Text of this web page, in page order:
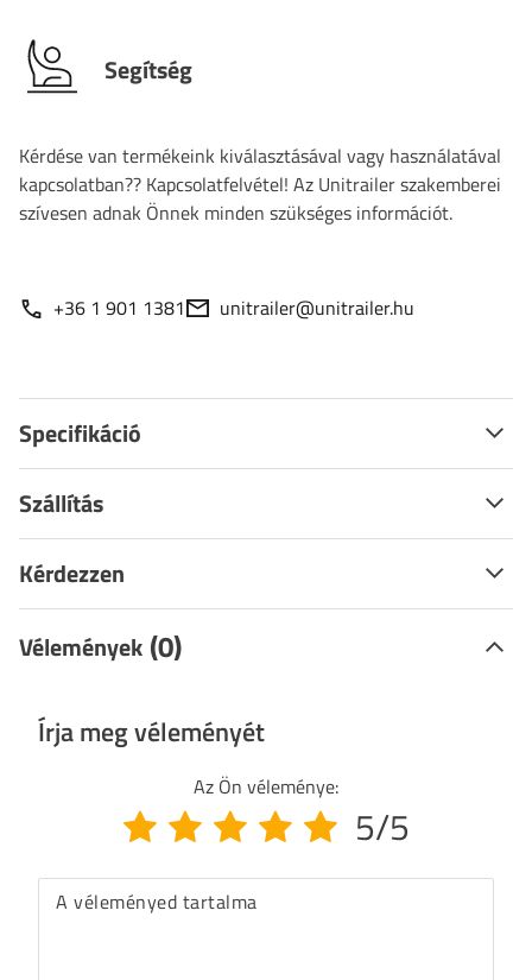
Segítség
Kérdése van termékeink kiválasztásával vagy használatával
kapcsolatban?? Kapcsolatfelvétel! Az Unitrailer szakemberei
szívesen adnak Önnek minden szükséges információt.
+36 1 901 1381 unitrailer@unitrailer.hu
Specifikáció
Szállítás
Kérdezzen
Vélemények (0)
Írja meg véleményét
Az Ön véleménye:
5/5
A véleményed tartalma